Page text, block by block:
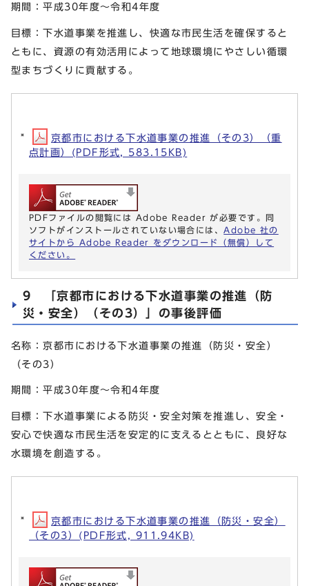
期間：平成30年度～令和4年度
目標：下水道事業を推進し、快適な市民生活を確保すると
ともに、資源の有効活用によって地球環境にやさしい循環
型まちづくりに貢献する。
京都市における下水道事業の推進（その3）（重
点計画）(PDF形式, 583.15KB)
PDFファイルの閲覧には Adobe Reader が必要です。同
ソフトがインストールされていない場合には、 Adobe 社の
サイトから Adobe Reader をダウンロード（無償）して
ください。
9 「京都市における下水道事業の推進（防
災・安全）（その3）」の事後評価
名称：京都市における下水道事業の推進（防災・安全）
（その3）
期間：平成30年度～令和4年度
目標：下水道事業による防災・安全対策を推進し、安全・
安心で快適な市民生活を安定的に支えるとともに、良好な
水環境を創造する。
京都市における下水道事業の推進（防災・安全）
（その3）(PDF形式, 911.94KB)